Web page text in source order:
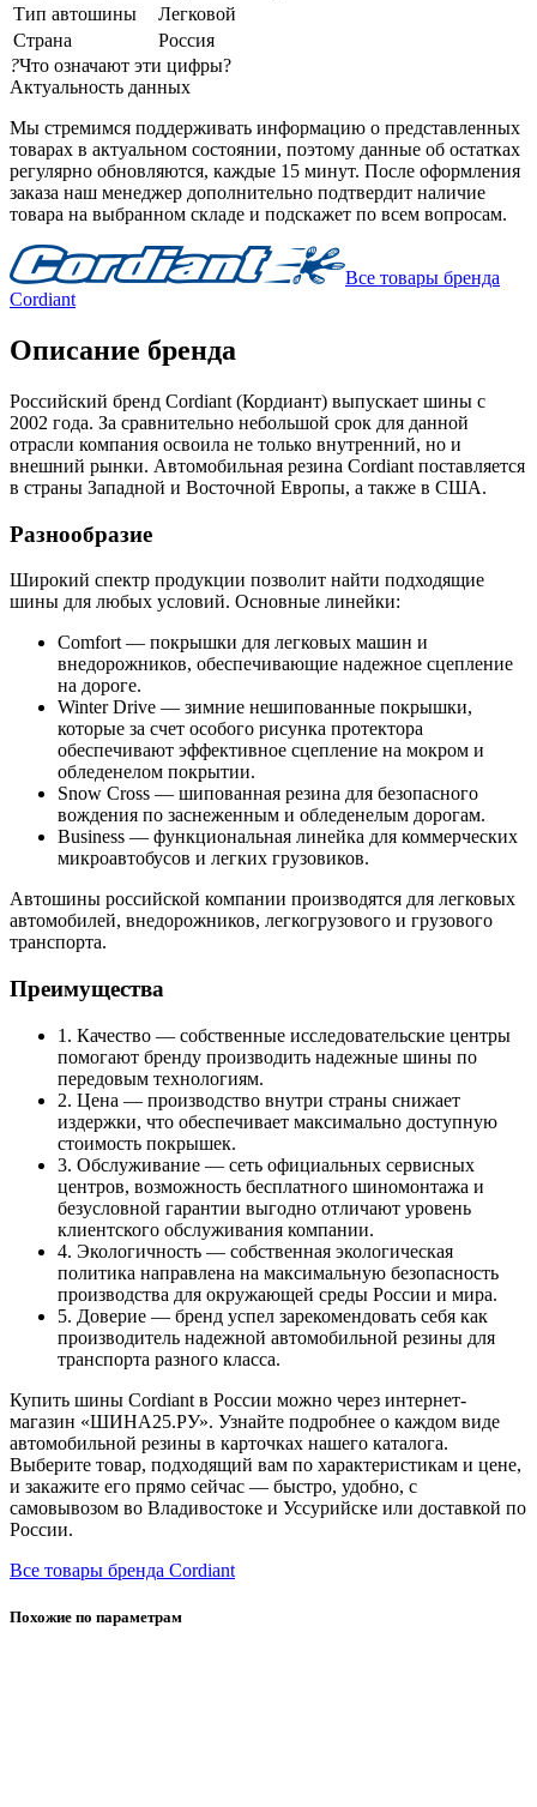
Тип автошины
Легковой
Страна
Россия
?Что означают эти цифры?
Актуальность данных
Мы стремимся поддерживать информацию о представленных
товарах в актуальном состоянии, поэтому данные об остатках
регулярно обновляются, каждые 15 минут. После оформления
заказа наш менеджер дополнительно подтвердит наличие
товара на выбранном складе и подскажет по всем вопросам.
Все товары бренда
Cordiant
Описание бренда
Российский бренд Cordiant (Кордиант) выпускает шины с
2002 года. За сравнительно небольшой срок для данной
отрасли компания освоила не только внутренний, но и
внешний рынки. Автомобильная резина Cordiant поставляется
в страны Западной и Восточной Европы, а также в США.
Разнообразие
Широкий спектр продукции позволит найти подходящие
шины для любых условий. Основные линейки:
Comfort — покрышки для легковых машин и
внедорожников, обеспечивающие надежное сцепление
на дороге.
Winter Drive — зимние нешипованные покрышки,
которые за счет особого рисунка протектора
обеспечивают эффективное сцепление на мокром и
обледенелом покрытии.
Snow Cross — шипованная резина для безопасного
вождения по заснеженным и обледенелым дорогам.
Business — функциональная линейка для коммерческих
микроавтобусов и легких грузовиков.
Автошины российской компании производятся для легковых
автомобилей, внедорожников, легкогрузового и грузового
транспорта.
Преимущества
1. Качество — собственные исследовательские центры
помогают бренду производить надежные шины по
передовым технологиям.
2. Цена — производство внутри страны снижает
издержки, что обеспечивает максимально доступную
стоимость покрышек.
3. Обслуживание — сеть официальных сервисных
центров, возможность бесплатного шиномонтажа и
безусловной гарантии выгодно отличают уровень
клиентского обслуживания компании.
4. Экологичность — собственная экологическая
политика направлена на максимальную безопасность
производства для окружающей среды России и мира.
5. Доверие — бренд успел зарекомендовать себя как
производитель надежной автомобильной резины для
транспорта разного класса.
Купить шины Cordiant в России можно через интернет-
магазин «ШИНА25.РУ». Узнайте подробнее о каждом виде
автомобильной резины в карточках нашего каталога.
Выберите товар, подходящий вам по характеристикам и цене,
и закажите его прямо сейчас — быстро, удобно, с
самовывозом во Владивостоке и Уссурийске или доставкой по
России.
Все товары бренда Cordiant
Похожие по параметрам